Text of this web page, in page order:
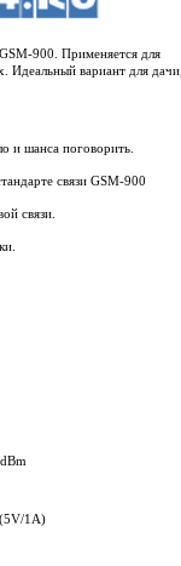
900. Применяется для
Идеальный вариант для дачи,
и шанса поговорить.
связи GSM-900
связи.
(5V/1A)